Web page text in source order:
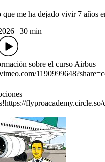
que me ha dejado vivir 7
30 min
sobre el curso Airbus